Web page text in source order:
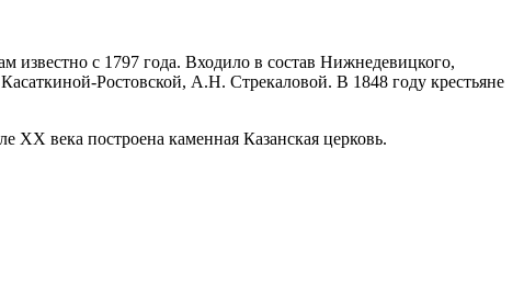
с 1797 года. Входило в состав Нижнедевицкого,
Ростовской, А.Н. Стрекаловой. В 1848 году крестьяне
XX века построена каменная Казанская церковь.